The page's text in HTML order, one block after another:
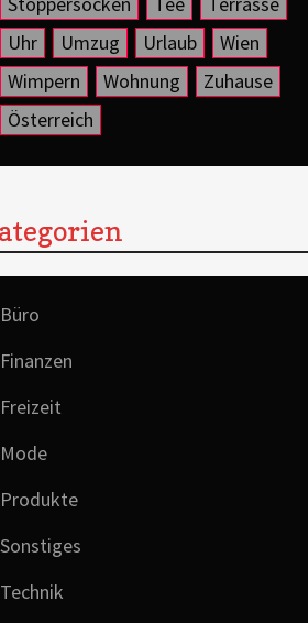
Uhr
Umzug Urlaub
Wien
Wimpern
Wohnung
Zuhause
Österreich
Büro
Finanzen
Freizeit
Mode
Produkte
Sonstiges
Technik